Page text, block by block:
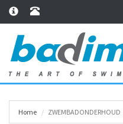
Home ZWEMBAD­ONDERHOUD